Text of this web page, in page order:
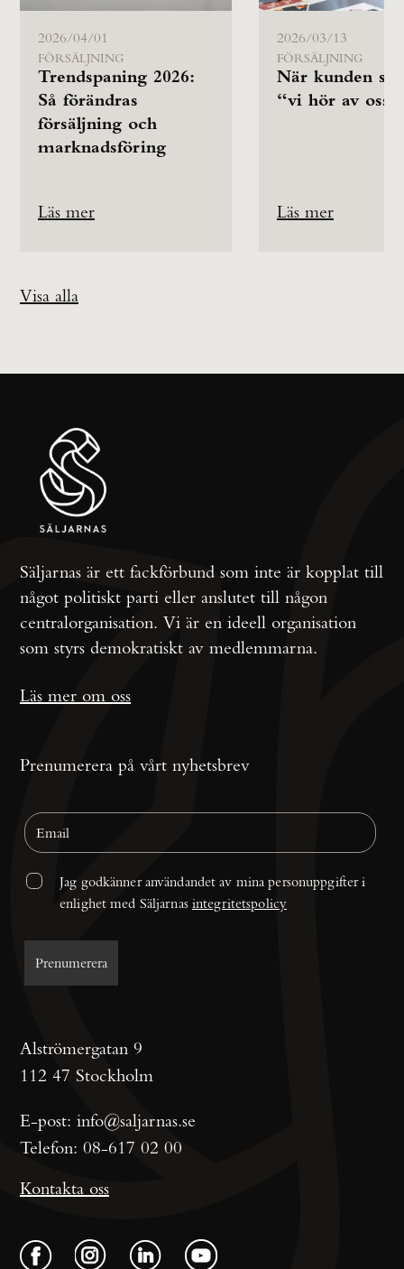
Visa alla
2026/04/01
FÖRSÄLJNING
Trendspaning 2026:
Så förändras
försäljning och
marknadsföring
Läs mer
2026/03/13
FÖRSÄLJNING
När kunden
“vi hör av oss”
Läs mer
Säljarnas är ett fackförbund som inte är kopplat till
något politiskt parti eller anslutet till någon
centralorganisation. Vi är en ideell organisation
som styrs demokratiskt av medlemmarna.
Läs mer om oss
Prenumerera på vårt nyhetsbrev
Jag godkänner användandet av mina personuppgifter i
enlighet med Säljarnas integritetspolicy
Alströmergatan 9
112 47 Stockholm
E-post: info@saljarnas.se
Telefon: 08-617 02 00
Kontakta oss